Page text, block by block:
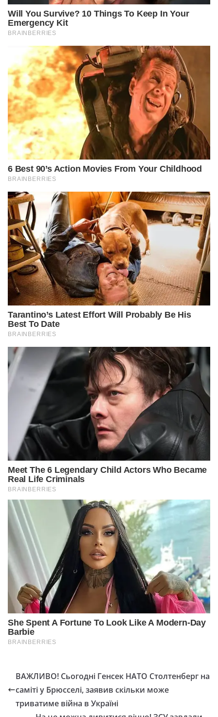
ВАЖЛИВО! Сьогодні Генсек НАТО Столтенберг на
саміті у Брюсселі, заявив скільки може
триватиме війна в Україні